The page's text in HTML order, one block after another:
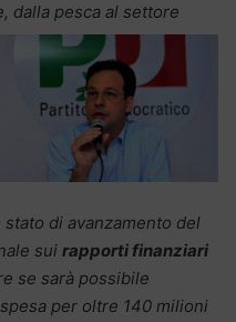
dalla pesca al settore
stato di avanzamento del
sui rapporti finanziari
se sarà possibile
per oltre 140 milioni